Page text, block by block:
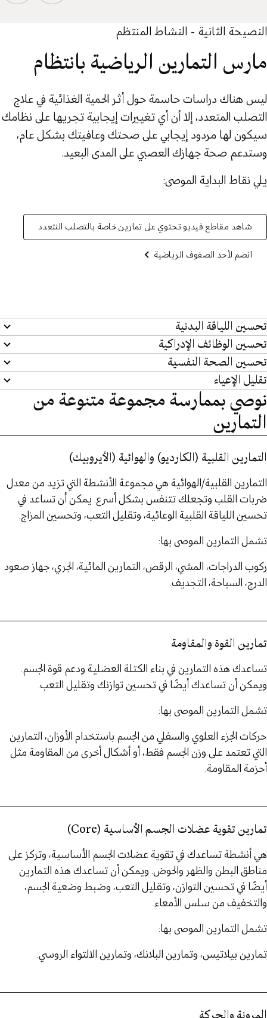
النصيحة الثانية - النشاط المنتظم
مارس التمارين الرياضية بانتظام
ليس هناك دراسات حاسمة حول أثر الحمية الغذائية في علاج
التصلب المتعدد، إلا أن أي تغييرات إيجابية تجريها على نظامك
سيكون لها مردود إيجابي على صحتك وعافيتك بشكل عام،
وستدعم صحة جهازك العصبي على المدى البعيد.
يلي نقاط البداية الموصى:
شاهد مقاطع فيديو تحتوي على تمارين خاصة بالتصلب النتعدد
انضم لأحد الصفوف الرياضية
تحسين اللياقة البدنية
تحسين الوظائف الإدراكية
تحسين الصحة النفسية
تقليل الإعياء
نوصي بممارسة مجموعة متنوعة من
التمارين
التمارين القلبية (الكارديو) والهوائية (الأيروبيك)
التمارين القلبية/الهوائية هي مجموعة الأنشطة التي تزيد من معدل
ضربات القلب وتجعلك تتنفس بشكل أسرع. يمكن أن تساعد في
تحسين اللياقة القلبية الوعائية، وتقليل التعب، وتحسين المزاج.
تشمل التمارين الموصى بها:
ركوب الدراجات، المشي، الرقص، التمارين المائية، الجري، جهاز صعود
الدرج، السباحة، التجديف.
تمارين القوة والمقاومة
تساعدك هذه التمارين في بناء الكتلة العضلية ودعم قوة الجسم.
ويمكن أن تساعدك أيضًا في تحسين توازنك وتقليل التعب.
تشمل التمارين الموصى بها:
حركات الجزء العلوي والسفلي من الجسم باستخدام الأوزان، التمارين
التي تعتمد على وزن الجسم فقط، أو أشكال أخرى من المقاومة مثل
أحزمة المقاومة.
تمارين تقوية عضلات الجسم الأساسية (Core)
هي أنشطة تساعدك في تقوية عضلات الجسم الأساسية، وتركز على
مناطق البطن والظهر والحوض. ويمكن أن تساعدك هذه التمارين
أيضًا في تحسين التوازن، وتقليل التعب، وضبط وضعية الجسم،
والتخفيف من سلس الأمعاء.
تشمل التمارين الموصى بها:
تمارين بيلاتيس، وتمارين البلانك، وتمارين الالتواء الروسي.
المرونة والحركة